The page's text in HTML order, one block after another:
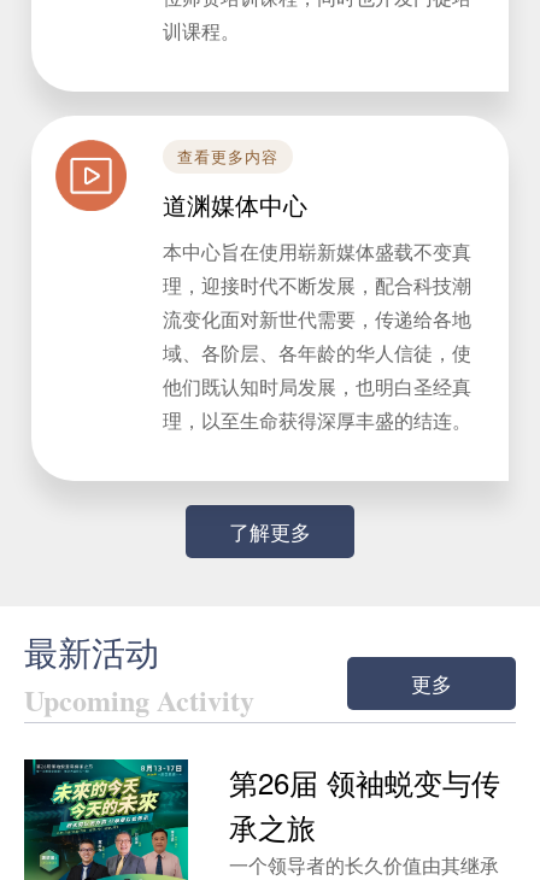
训课程。
查看更多内容
道渊媒体中心
本中心旨在使用崭新媒体盛载不变真
理，迎接时代不断发展，配合科技潮
流变化面对新世代需要，传递给各地
域、各阶层、各年龄的华人信徒，使
他们既认知时局发展，也明白圣经真
理，以至生命获得深厚丰盛的结连。
了解更多
最新活动
Upcoming Activity 更多
第26届 领袖蜕变与传
承之旅
一个领导者的长久价值由其继承